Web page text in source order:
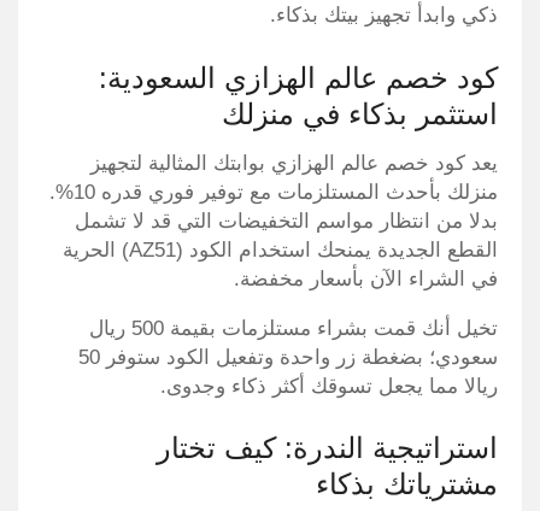
ذكي وابدأ تجهيز بيتك بذكاء.
كود خصم عالم الهزازي السعودية:
استثمر بذكاء في منزلك
يعد كود خصم عالم الهزازي بوابتك المثالية لتجهيز
منزلك بأحدث المستلزمات مع توفير فوري قدره 10%.
بدلا من انتظار مواسم التخفيضات التي قد لا تشمل
القطع الجديدة يمنحك استخدام الكود (AZ51) الحرية
في الشراء الآن بأسعار مخفضة.
تخيل أنك قمت بشراء مستلزمات بقيمة 500 ريال
سعودي؛ بضغطة زر واحدة وتفعيل الكود ستوفر 50
ريالا مما يجعل تسوقك أكثر ذكاء وجدوى.
استراتيجية الندرة: كيف تختار
مشترياتك بذكاء